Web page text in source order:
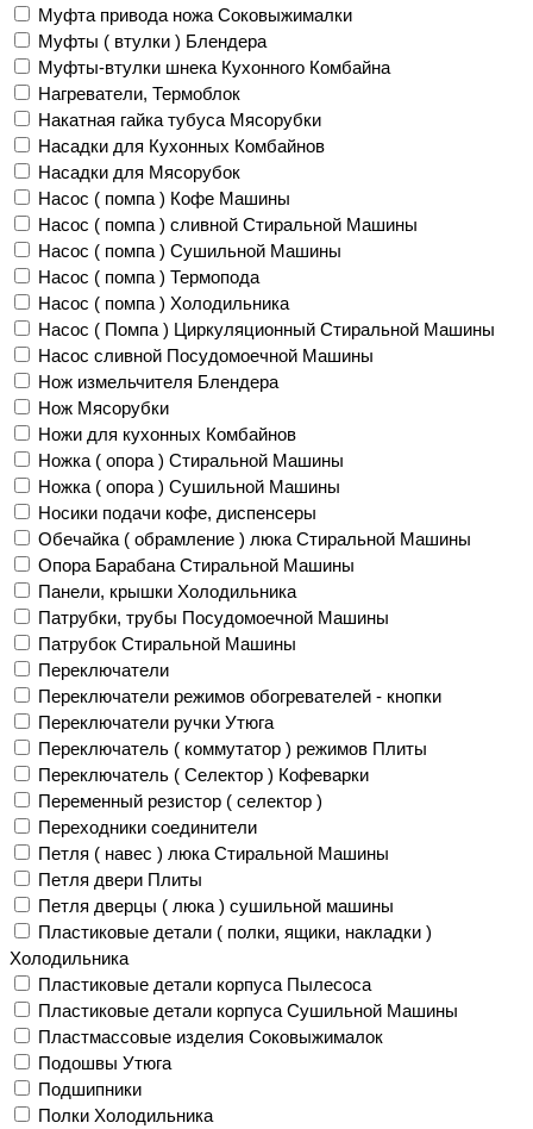
Муфта привода ножа Соковыжималки
Муфты ( втулки ) Блендера
Муфты-втулки шнека Кухонного Комбайна
Нагреватели, Термоблок
Накатная гайка тубуса Мясорубки
Насадки для Кухонных Комбайнов
Насадки для Мясорубок
Насос ( помпа ) Кофе Машины
Насос ( помпа ) сливной Стиральной Машины
Насос ( помпа ) Сушильной Машины
Насос ( помпа ) Термопода
Насос ( помпа ) Холодильника
Насос ( Помпа ) Циркуляционный Стиральной Машины
Насос сливной Посудомоечной Машины
Нож измельчителя Блендера
Нож Мясорубки
Ножи для кухонных Комбайнов
Ножка ( опора ) Стиральной Машины
Ножка ( опора ) Сушильной Машины
Носики подачи кофе, диспенсеры
Обечайка ( обрамление ) люка Стиральной Машины
Опора Барабана Стиральной Машины
Панели, крышки Холодильника
Патрубки, трубы Посудомоечной Машины
Патрубок Стиральной Машины
Переключатели
Переключатели режимов обогревателей - кнопки
Переключатели ручки Утюга
Переключатель ( коммутатор ) режимов Плиты
Переключатель ( Селектор ) Кофеварки
Переменный резистор ( селектор )
Переходники соединители
Петля ( навес ) люка Стиральной Машины
Петля двери Плиты
Петля дверцы ( люка ) сушильной машины
Пластиковые детали ( полки, ящики, накладки )
Холодильника
Пластиковые детали корпуса Пылесоса
Пластиковые детали корпуса Сушильной Машины
Пластмассовые изделия Соковыжималок
Подошвы Утюга
Подшипники
Полки Холодильника